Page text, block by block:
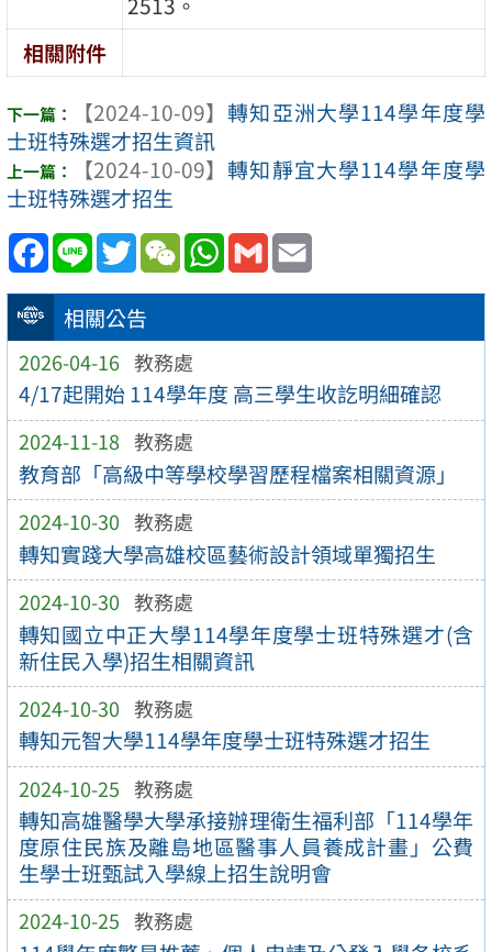
相關公告
2026-04-16 教務處
4/17起開始 114學年度 高三學生收訖明細確認
2024-11-18 教務處
教育部「高級中等學校學習歷程檔案相關資源」
2024-10-30 教務處
轉知實踐大學高雄校區藝術設計領域單獨招生
2024-10-30 教務處
轉知國立中正大學114學年度學士班特殊選才(含
新住民入學)招生相關資訊
2024-10-30 教務處
轉知元智大學114學年度學士班特殊選才招生
2024-10-25 教務處
轉知高雄醫學大學承接辦理衛生福利部「114學年
度原住民族及離島地區醫事人員養成計畫」公費
生學士班甄試入學線上招生說明會
2024-10-25 教務處
相關附件
【2024-10-09】 轉知亞洲大學114學年度學
士班特殊選才招生資訊
【2024-10-09】 轉知靜宜大學114學年度學
士班特殊選才招生
Facebook
Line TwitterWeChatWhatsApp
Gmail